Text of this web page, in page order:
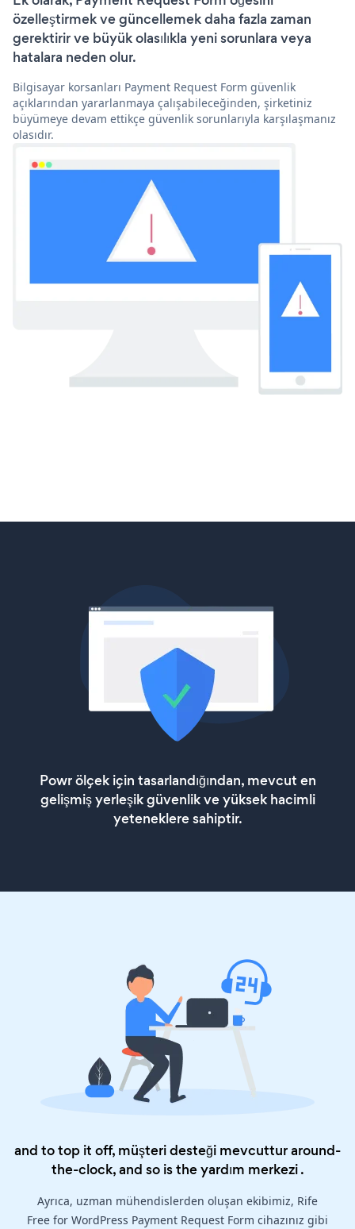
özelleştirmek ve güncellemek daha fazla zaman
gerektirir ve büyük olasılıkla yeni sorunlara veya
hatalara neden olur.
Bilgisayar korsanları Payment Request Form güvenlik
açıklarından yararlanmaya çalışabileceğinden, şirketiniz
büyümeye devam ettikçe güvenlik sorunlarıyla karşılaşmanız
olasıdır.
Powr ölçek için tasarlandığından, mevcut en
gelişmiş yerleşik güvenlik ve yüksek hacimli
yeteneklere sahiptir.
and to top it off, müşteri desteği mevcuttur around-
the-clock, and so is theyardım merkezi.
Ayrıca, uzman mühendislerden oluşan ekibimiz, Rife
Free for WordPress Payment Request Form cihazınız gibi